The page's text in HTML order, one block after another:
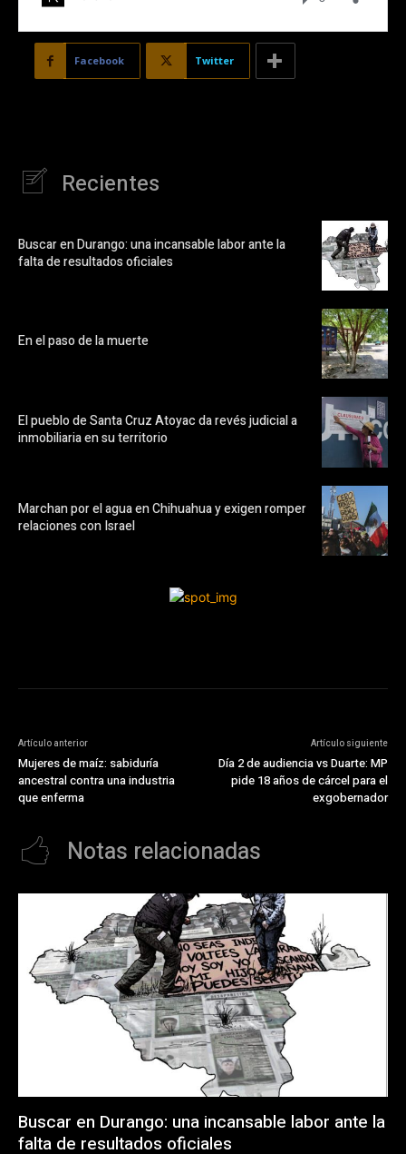
Facebook Twitter
Recientes
Buscar en Durango: una incansable labor ante la
falta de resultados oficiales
En el paso de la muerte
El pueblo de Santa Cruz Atoyac da revés judicial a
inmobiliaria en su territorio
Marchan por el agua en Chihuahua y exigen romper
relaciones con Israel
Artículo anterior
Mujeres de maíz: sabiduría
ancestral contra una industria
que enferma
Artículo siguiente
Día 2 de audiencia vs Duarte: MP
pide 18 años de cárcel para el
exgobernador
Notas relacionadas
Buscar en Durango: una incansable labor ante la
falta de resultados oficiales